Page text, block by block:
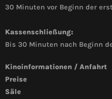
30 Minuten vor Beginn der
Kassenschließung:
Bis 30 Minuten nach Beginn
Kinoinformationen / Anfahrt
Preise
Säle